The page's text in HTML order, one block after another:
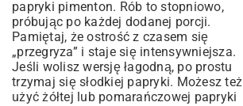
papryki pimenton. Rób to stopniowo,
próbując po każdej dodanej porcji.
Pamiętaj, że ostrość z czasem się
„przegryza” i staje się intensywniejsza.
Jeśli wolisz wersję łagodną, po prostu
trzymaj się słodkiej papryki. Możesz też
użyć żółtej lub pomarańczowej papryki